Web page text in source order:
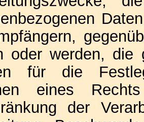
oder werden, die
für die
eines
der